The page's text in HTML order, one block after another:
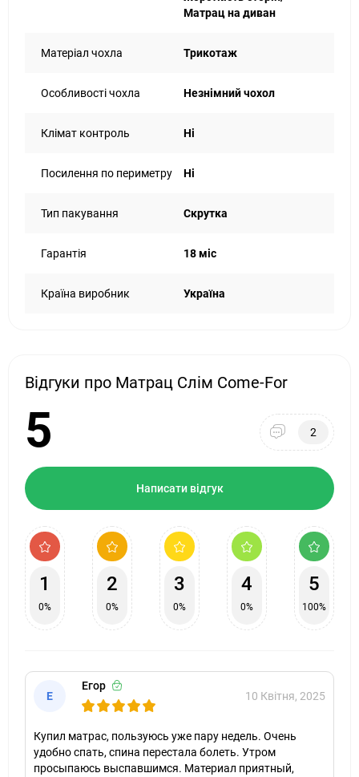
Матрац на диван
Матеріал чохла Трикотаж
Особливості чохла Незнімний чохол
Клімат контроль Ні
Посилення по периметру Ні
Тип пакування Скрутка
Гарантія 18 міс
Країна виробник Україна
Відгуки про Матрац Слім Come-For
5 2
Написати відгук
1
0%
2
0%
3
0%
4
0%
5
100%
Е
Егор
10 Квітня, 2025
Купил матрас, пользуюсь уже пару недель. Очень
удобно спать, спина перестала болеть. Утром
просыпаюсь выспавшимся. Материал приятный,